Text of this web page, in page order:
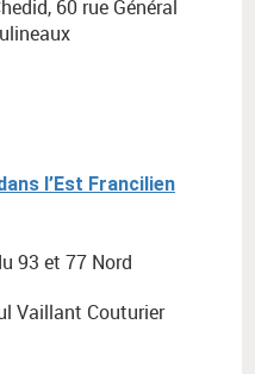
60 rue Général
l’Est Francilien
93 et 77 Nord
Vaillant Couturier